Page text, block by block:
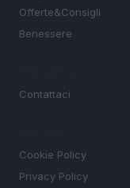
Offerte&Consigli
Benessere
Contattaci
Cookie Policy
Privacy Policy